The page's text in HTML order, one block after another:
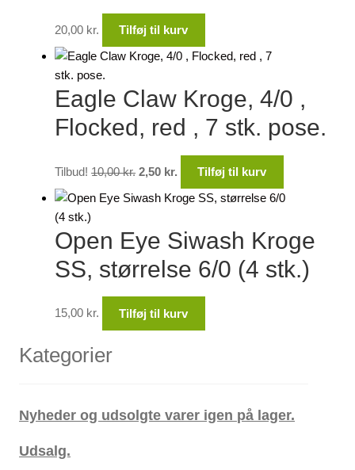
20,00 kr. Tilføj til kurv
Eagle Claw Kroge, 4/0 ,
Flocked, red , 7 stk. pose.
Tilbud! 10,00kr.
pris
10,00 kr..
2,50 kr.
pris
2,50 kr..
Tilføj til kurv
Open Eye Siwash Kroge
SS, størrelse 6/0 (4 stk.)
15,00 kr. Tilføj til kurv
Kategorier
Nyheder og udsolgte varer igen på lager.
Udsalg.